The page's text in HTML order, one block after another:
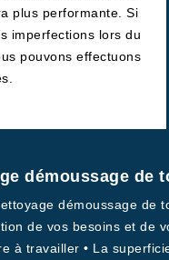
plus performante. Si
imperfections lors du
pouvons effectuons
démoussage de
démoussage de
de vos besoins et de
à travailler • La